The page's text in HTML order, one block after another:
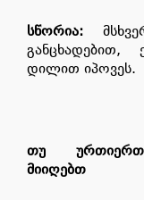
სწორია:
განცხადებით,
დილით იპოვეს.
თუ
მიიღებთ